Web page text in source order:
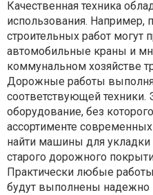
Качественная техника
использования. Например,
строительных работ могут
автомобильные краны и
коммунальном хозяйстве
Дорожные работы
соответствующей техники.
оборудование, без
ассортименте
найти машины для укладки
старого дорожного
Практически любые
будут выполнены надежно